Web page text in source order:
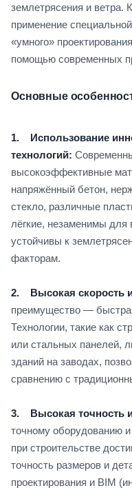
землетрясения и ветра.
применение
«умного»
помощью современных
Основные
1. Использование
технологий:
высокоэффективные
напряжённый бетон,
стекло, различные
лёгкие, незаменимы для
устойчивы к
факторам.
2. Высокая скорость
преимущество —
Технологии, такие как
или стальных панелей,
зданий на заводах,
сравнению с
3. Высокая точность
точному оборудованию
при строительстве
точность размеров и
проектирования и BIM